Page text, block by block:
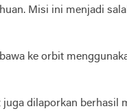
Misi ini menjadi
ke orbit
dilaporkan